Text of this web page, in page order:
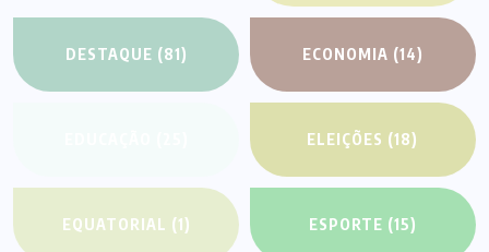
DESTAQUE (81) ECONOMIA (14)
ELEIÇÕES (18)
EQUATORIAL (1) ESPORTE (15)